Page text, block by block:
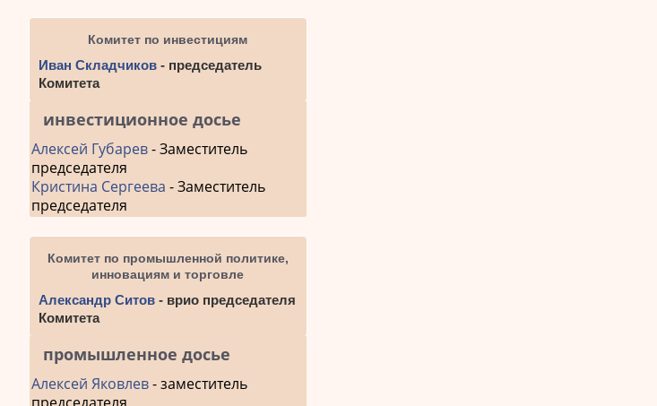
Комитет по инвестициям
Иван Складчиков - председатель
Комитета
инвестиционное досье
Алексей Губарев- Заместитель
председателя
Кристина Сергеева - Заместитель
председателя
Комитет по промышленной политике,
инновациям и торговле
Александр Ситов - врио председателя
Комитета
промышленное досье
Алексей Яковлев- заместитель